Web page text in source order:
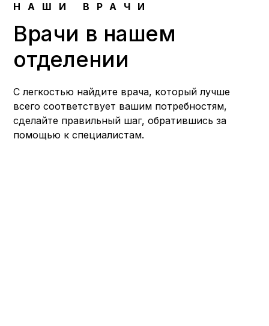
НАШИ ВРАЧИ
Врачи в нашем
отделении
С легкостью найдите врача, который лучше
всего соответствует вашим потребностям,
сделайте правильный шаг, обратившись за
помощью к специалистам.